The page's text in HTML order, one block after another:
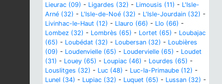
Lieurac (09) - Ligardes (32) - Limousis (11) - L'Isle-
Arné (32) - L'Isle-de-Noé (32) - L'Isle-Jourdain (32) -
Livinhac-le-Haut (12) - Llauro (66) - Llo (66) -
Lombez (32) - Lombrès (65) - Lortet (65) - Loubajac
(65) - Loubédat (32) - Loubersan (32) - Loubières
(09) - Loudenvielle (65) - Loudervielle (65) - Loudet
(31) - Louey (65) - Loupiac (46) - Lourdes (65) -
Louslitges (32) - Luc (48) - Luc-la-Primaube (12) -
Lunel (34) - Lupiac (32) - Luquet (65) - Lussan (32) -